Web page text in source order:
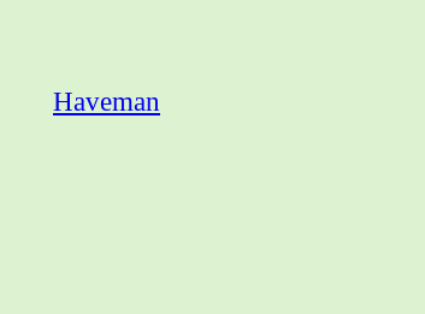
indhold
Haveman